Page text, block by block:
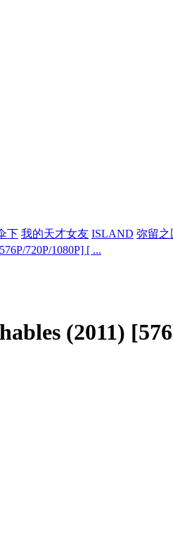
下 我的天才女友 ISLAND 弥留之
720P/1080P] [ ...
(2011)